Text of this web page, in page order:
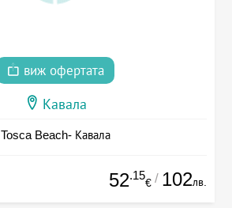
виж офертата
Кавала
Tosca Beach- Кавала
52.15
€ / 102лв.